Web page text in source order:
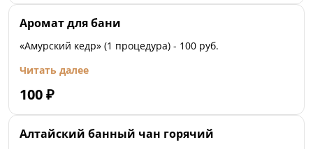
Аромат для бани
«Амурский кедр» (1 процедура) - 100 руб.
Читать далее
100₽
Алтайский банный чан горячий